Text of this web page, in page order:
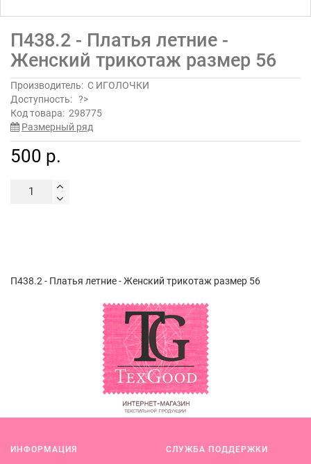
П438.2 - Платья летние -
Женский трикотаж размер 56
Производитель: С ИГОЛОЧКИ
Доступность: ?>
Код товара: 298775
Размерный ряд
500 р.
П438.2 - Платья летние - Женский трикотаж размер 56
ИНФОРМАЦИЯ СЛУЖБА ПОДДЕРЖКИ